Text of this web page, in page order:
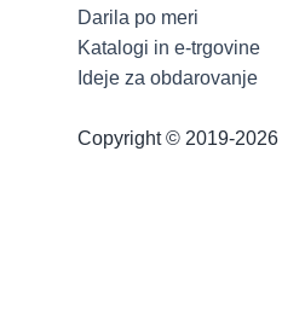
Darila po meri
Katalogi in e-trgovine
Ideje za obdarovanje
Copyright © 2019-2026